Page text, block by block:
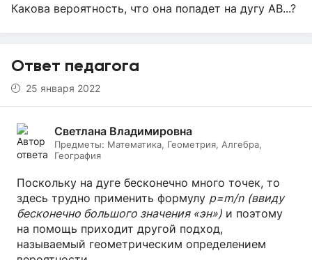
Какова вероятность, что она попадет на дугу AB...?
Ответ педагога
25 января 2022
Светлана Владимировна
Предметы: Математика, Геометрия, Алгебра,
География
Поскольку на дуге бесконечно много точек, то
здесь трудно применить формулу p=m/n (ввиду
бесконечно большого значения «эн») и поэтому
на помощь приходит другой подход,
называемый геометрическим определением